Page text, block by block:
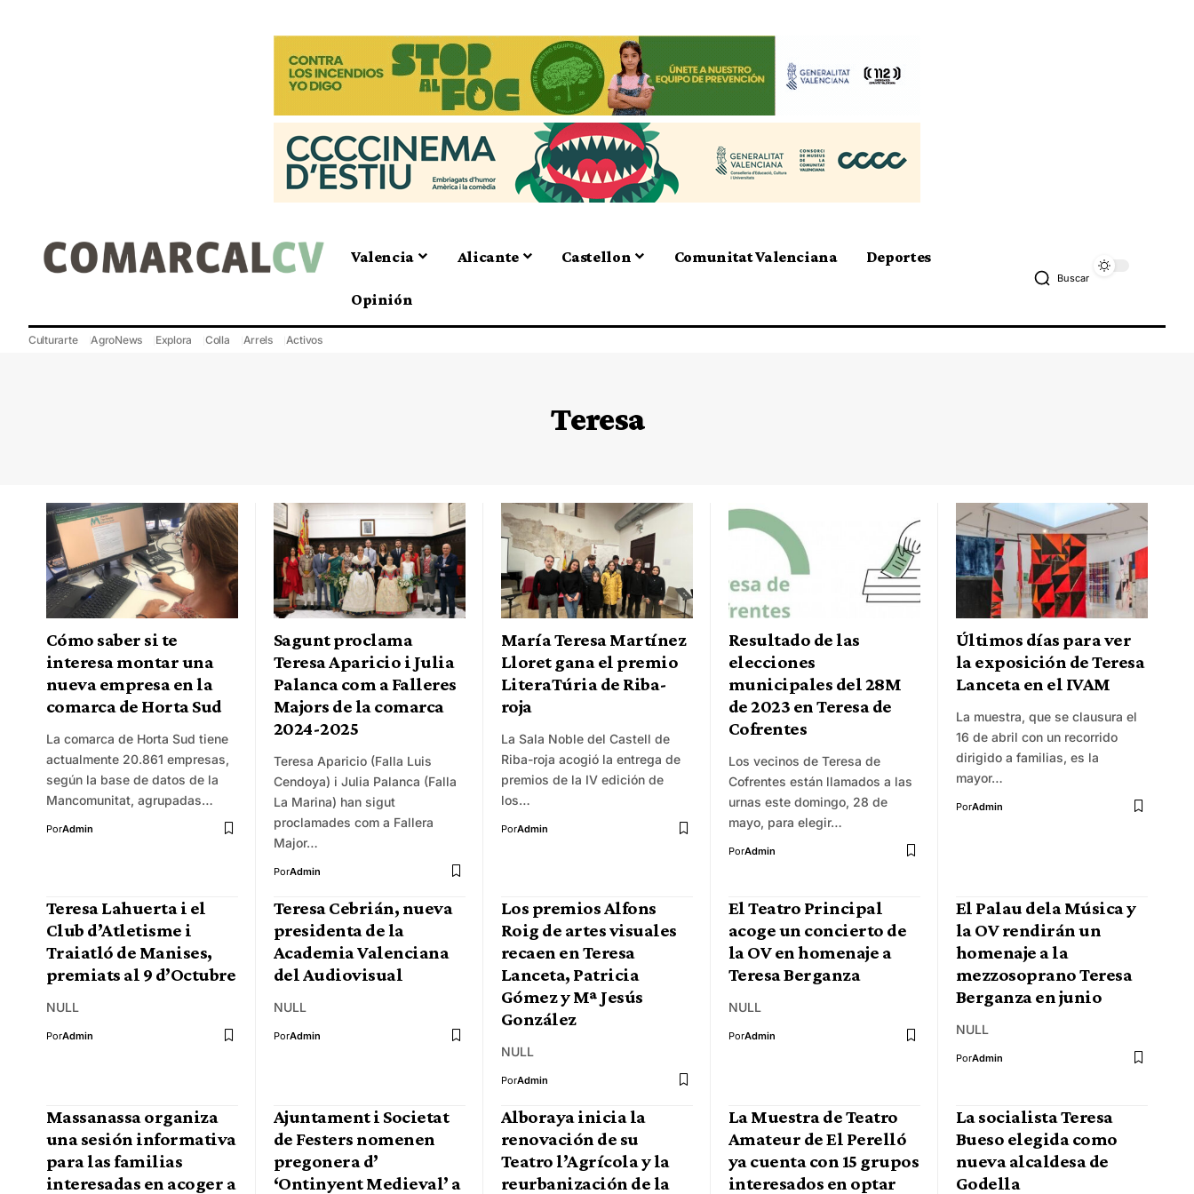
Valencia Alicante Castellon Comunitat Valenciana Deportes
Opinión
Buscar
Culturarte AgroNews Explora Colla Arrels Activos
Teresa
Cómo saber si te
interesa montar una
nueva empresa en la
comarca de Horta Sud
La comarca de Horta Sud tiene
actualmente 20.861 empresas,
según la base de datos de la
Mancomunitat, agrupadas…
PorAdmin
Sagunt proclama
Teresa Aparicio i Julia
Palanca com a Falleres
Majors de la comarca
2024-2025
Teresa Aparicio (Falla Luis
Cendoya) i Julia Palanca (Falla
La Marina) han sigut
proclamades com a Fallera
Major…
PorAdmin
María Teresa Martínez
Lloret gana el premio
LiteraTúria de Riba-
roja
La Sala Noble del Castell de
Riba-roja acogió la entrega de
premios de la IV edición de
los…
PorAdmin
Resultado de las
elecciones
municipales del 28M
de 2023 en Teresa de
Cofrentes
Los vecinos de Teresa de
Cofrentes están llamados a las
urnas este domingo, 28 de
mayo, para elegir…
PorAdmin
Últimos días para ver
la exposición de Teresa
Lanceta en el IVAM
La muestra, que se clausura el
16 de abril con un recorrido
dirigido a familias, es la
mayor…
PorAdmin
Teresa Lahuerta i el
Club d’Atletisme i
Traiatló de Manises,
premiats al 9 d’Octubre
NULL
PorAdmin
Teresa Cebrián, nueva
presidenta de la
Academia Valenciana
del Audiovisual
NULL
PorAdmin
Los premios Alfons
Roig de artes visuales
recaen en Teresa
Lanceta, Patricia
Gómez y Mª Jesús
González
NULL
PorAdmin
El Teatro Principal
acoge un concierto de
la OV en homenaje a
Teresa Berganza
NULL
PorAdmin
El Palau dela Música y
la OV rendirán un
homenaje a la
mezzosoprano Teresa
Berganza en junio
NULL
PorAdmin
Massanassa organiza
una sesión informativa
para las familias
interesadas en acoger a
Ajuntament i Societat
de Festers nomenen
pregonera d’
‘Ontinyent Medieval’ a
Alboraya inicia la
renovación de su
Teatro l’Agrícola y la
reurbanización de la
La Muestra de Teatro
Amateur de El Perelló
ya cuenta con 15 grupos
interesados en optar
La socialista Teresa
Bueso elegida como
nueva alcaldesa de
Godella